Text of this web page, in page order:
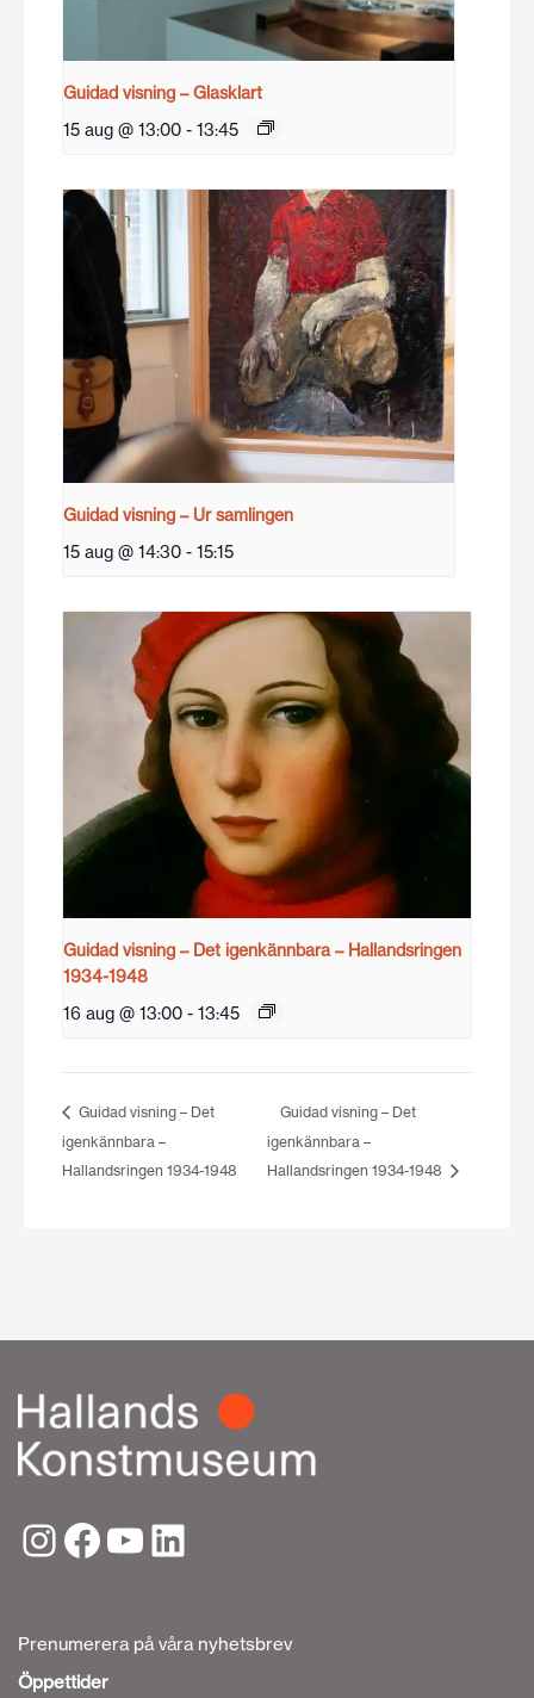
Guidad visning – Glasklart
15 aug @ 13:00 - 13:45
Guidad visning – Ur samlingen
15 aug @ 14:30 - 15:15
Guidad visning – Det igenkännbara – Hallandsringen
1934-1948
16 aug @ 13:00 - 13:45
Guidad visning – Det
igenkännbara –
Hallandsringen 1934-1948
Guidad visning – Det
igenkännbara –
Hallandsringen 1934-1948
Prenumerera på våra nyhetsbrev
Öppettider